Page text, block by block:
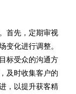
首先，定期审视
变化进行调整。
标受众的沟通方
及时收集客户的
，以提升获客精